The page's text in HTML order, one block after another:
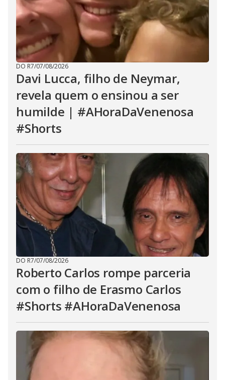
DO R7/07/08/2026
Davi Lucca, filho de Neymar,
revela quem o ensinou a ser
humilde | #AHoraDaVenenosa
#Shorts
DO R7/07/08/2026
Roberto Carlos rompe parceria
com o filho de Erasmo Carlos
#Shorts #AHoraDaVenenosa